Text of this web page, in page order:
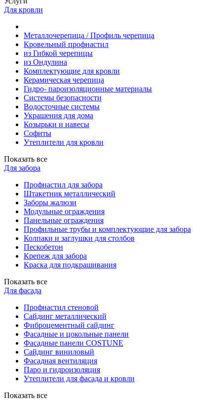
Для кровли
Металлочерепица / Профиль черепица
Кровельный профнастил
из Гибкой черепицы
из Ондулина
Комплектующие для кровли
Керамическая черепица
Гидро- пароизоляционные материалы
Системы безопасности
Водосточные системы
Украшения для дома
Козырьки и навесы
Софиты
Утеплители для кровли
Показать все
Для забора
Профнастил для забора
Штакетник металлический
Заборы жалюзи
Модульные ограждения
Панельные ограждения
Профильные трубы и комплектующие для забора
Колпаки и заглушки для столбов
Пескобетон
Крепеж для забора
Краска для подкрашивания
Показать все
Для фасада
Профнастил стеновой
Сайдинг металлический
Фиброцементный сайдинг
Фасадные и цокольные панели
Фасадные панели COSTUNE
Сайдинг виниловый
Фасадная вентиляция
Паро и гидроизоляция
Утеплители для фасада и кровли
Показать все